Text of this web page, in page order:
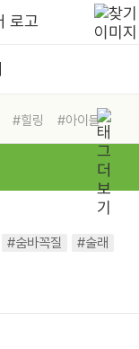
#힐링
#아이들
#숨바꼭질
#술래